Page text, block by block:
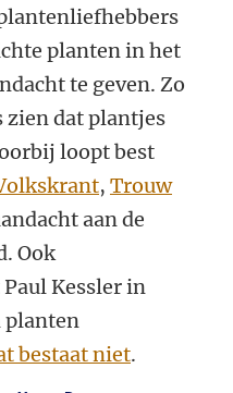
planten in het
te geven. Zo
zien dat plantjes
loopt best
, Trouw
aan de
Ook
Kessler in
planten
bestaat niet.